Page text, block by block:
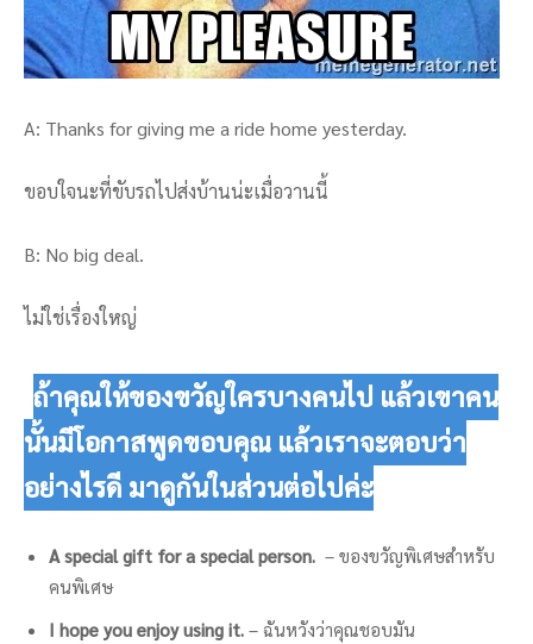
A: Thanks for giving me a ride home yesterday.
ขอบใจนะที่ขับรถไปส่งบ้านน่ะเมื่อวานนี้
B: No big deal.
ไม่ใช่เรื่องใหญ่
ถ้าคุณให้ของขวัญใครบางคนไป แล้วเขาคน
นั้นมีโอกาสพูดขอบคุณ แล้วเราจะตอบว่า
อย่างไรดี มาดูกันในส่วนต่อไปค่ะ
A special gift for a special person. – ของขวัญพิเศษสำหรับ
คนพิเศษ
I hope you enjoy using it. – ฉันหวังว่าคุณชอบมัน